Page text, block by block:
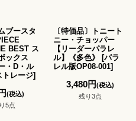
ブースタ
BEST ス
ックス
・D・ル
トレージ]
(税込)
5点
〔特価品〕トニート
ニー・チョッパー
【リーダーパラレ
ル】《多色》
[パラ
レル版OP08-001]
3,480円(税込)
残り3点